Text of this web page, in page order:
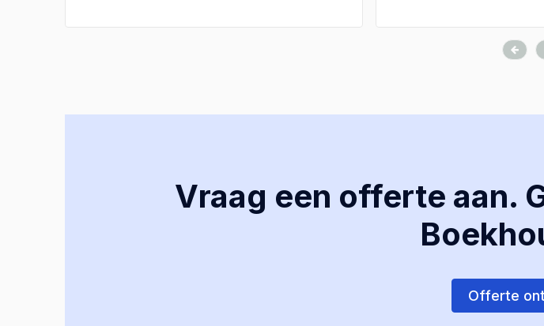
Vraag een offerte aan.
Offerte